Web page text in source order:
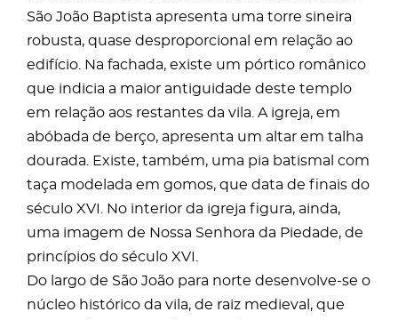
São João Baptista apresenta uma torre sineira
robusta, quase desproporcional em relação ao
edifício. Na fachada, existe um pórtico românico
que indicia a maior antiguidade deste templo
em relação aos restantes da vila. A igreja, em
abóbada de berço, apresenta um altar em talha
dourada. Existe, também, uma pia batismal com
taça modelada em gomos, que data de finais do
século XVI. No interior da igreja figura, ainda,
uma imagem de Nossa Senhora da Piedade, de
princípios do século XVI.
Do largo de São João para norte desenvolve-se o
núcleo histórico da vila, de raiz medieval, que